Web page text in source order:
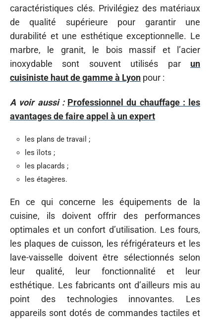
caractéristiques clés. Privilégiez des matériaux
de qualité supérieure pour garantir une
durabilité et une esthétique exceptionnelle. Le
marbre, le granit, le bois massif et l’acier
inoxydable sont souvent utilisés par un
cuisiniste haut de gamme à Lyon pour :
A voir aussi : Professionnel du chauffage : les
avantages de faire appel à un expert
les plans de travail ;
les îlots ;
les placards ;
les étagères.
En ce qui concerne les équipements de la
cuisine, ils doivent offrir des performances
optimales et un confort d’utilisation. Les fours,
les plaques de cuisson, les réfrigérateurs et les
lave-vaisselle doivent être sélectionnés selon
leur qualité, leur fonctionnalité et leur
esthétique. Les fabricants ont d’ailleurs mis au
point des technologies innovantes. Les
appareils sont dotés de commandes tactiles et